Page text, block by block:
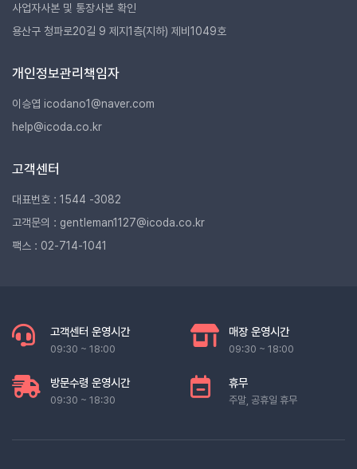
사업자사본 및 통장사본 확인
용산구 청파로20길 9 제지1층(지하) 제비1049호
개인정보관리책임자
이승엽 icodano1@naver.com
help@icoda.co.kr
고객센터
대표번호 : 1544 -3082
고객문의 : gentleman1127@icoda.co.kr
팩스 : 02-714-1041
고객센터 운영시간
09:30 ~ 18:00
매장 운영시간
09:30 ~ 18:00
방문수령 운영시간
09:30 ~ 18:30
휴무
주말, 공휴일 휴무